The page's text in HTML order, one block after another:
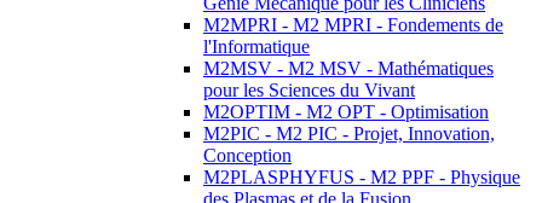
M2MPRI - M2 MPRI - Fondements de
l'Informatique
M2MSV - M2 MSV - Mathématiques
pour les Sciences du Vivant
M2OPTIM - M2 OPT - Optimisation
M2PIC - M2 PIC - Projet, Innovation,
Conception
M2PLASPHYFUS - M2 PPF - Physique
des Plasmas et de la Fusion